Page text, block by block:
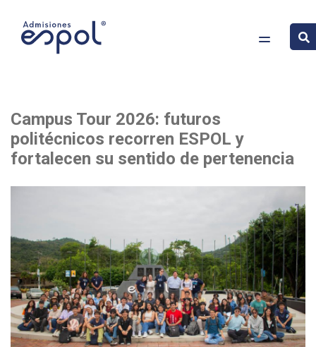
Pasar
contenido
principal
Campus Tour 2026: futuros
politécnicos recorren ESPOL y
fortalecen su sentido de pertenencia
Imagen